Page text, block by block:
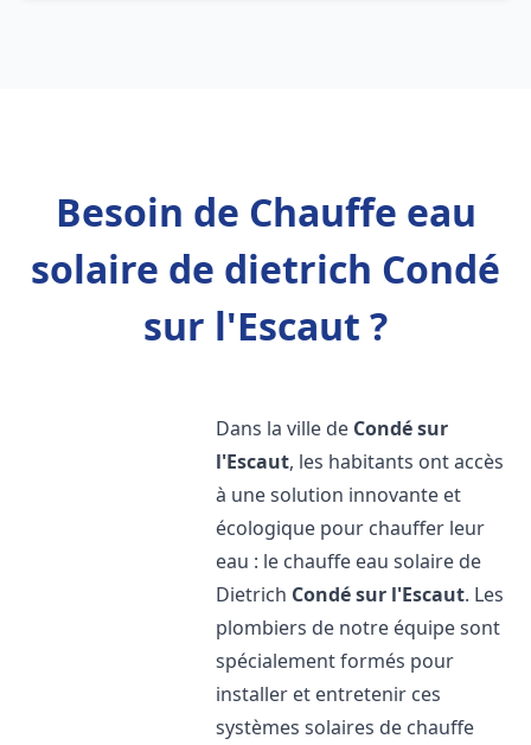
Besoin de Chauffe eau
solaire de dietrich Condé
sur l'Escaut ?
Dans la ville de Condé sur
l'Escaut, les habitants ont accès
à une solution innovante et
écologique pour chauffer leur
eau : le chauffe eau solaire de
Dietrich Condé sur l'Escaut. Les
plombiers de notre équipe sont
spécialement formés pour
installer et entretenir ces
systèmes solaires de chauffe